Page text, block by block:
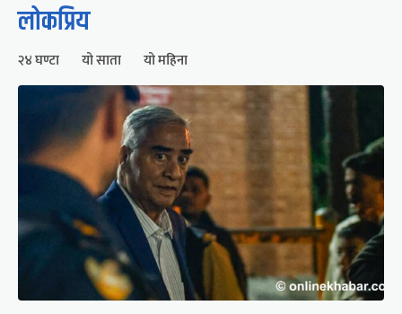
लोकप्रिय
२४ घण्टा यो साता यो महिना